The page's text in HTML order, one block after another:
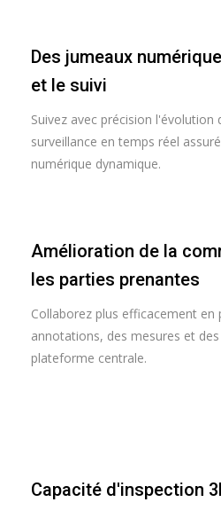
Des jumeaux
et le suivi
Suivez avec précision l'évolution
surveillance en temps réel
numérique dynamique.
Amélioration de la
les parties prenantes
Collaborez plus efficacement en
annotations, des mesures et
plateforme centrale.
Capacité d'inspection